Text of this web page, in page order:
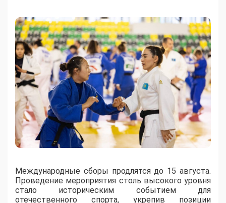
Международные сборы продлятся до 15 августа.
Проведение мероприятия столь высокого уровня
стало историческим событием для
отечественного спорта, укрепив позиции